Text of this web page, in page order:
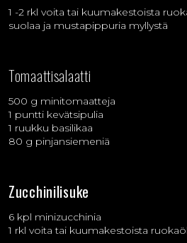
1 -2 rkl voita tai kuumakestoista
suolaa ja mustapippuria myllystä
Tomaattisalaatti
500 g minitomaatteja
1 puntti kevätsipulia
1 ruukku basilikaa
80 g pinjansiemeniä
Zucchinilisuke
6 kpl minizucchinia
1 rkl voita tai kuumakestoista